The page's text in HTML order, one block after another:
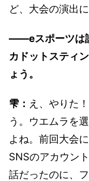
ど、大会の演出
――eスポーツは
カドットスティ
ょう。
雫： え、やりた
う。ウエムラを
よね。前回大会
SNSのアカウン
話だったのに、